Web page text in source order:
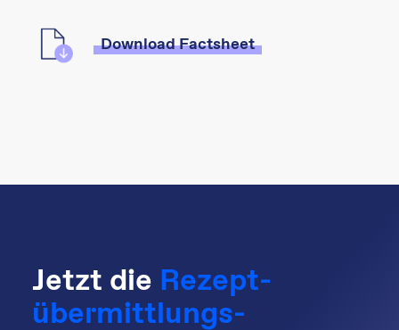
Download Factsheet
Jetzt die Rezept-
übermittlungs-